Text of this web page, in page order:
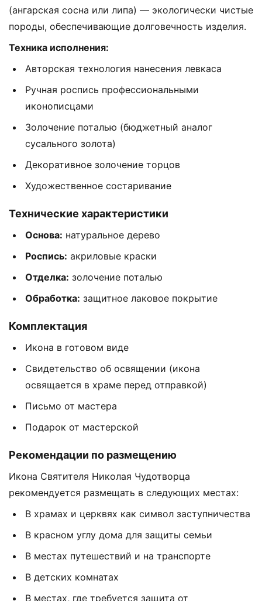
(ангарская сосна или липа) — экологически чистые
породы, обеспечивающие долговечность изделия.
Техника исполнения:
Авторская технология нанесения левкаса
Ручная роспись профессиональными
иконописцами
Золочение поталью (бюджетный аналог
сусального золота)
Декоративное золочение торцов
Художественное состаривание
Технические характеристики
Основа: натуральное дерево
Роспись: акриловые краски
Отделка: золочение поталью
Обработка: защитное лаковое покрытие
Комплектация
Икона в готовом виде
Свидетельство об освящении (икона
освящается в храме перед отправкой)
Письмо от мастера
Подарок от мастерской
Рекомендации по размещению
Икона Святителя Николая Чудотворца
рекомендуется размещать в следующих местах:
В храмах и церквях как символ заступничества
В красном углу дома для защиты семьи
В местах путешествий и на транспорте
В детских комнатах
В местах, где требуется защита от